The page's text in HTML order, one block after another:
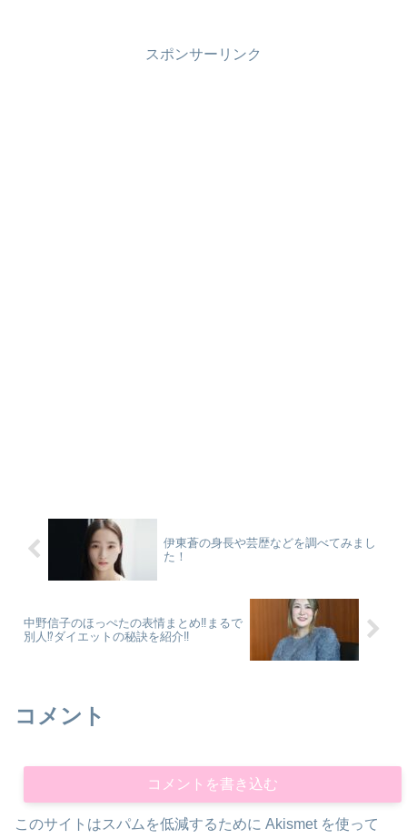
スポンサーリンク
伊東蒼の身長や芸歴などを調べてみまし
た！
中野信子のほっぺたの表情まとめ‼まるで
別人⁉ダイエットの秘訣を紹介‼
コメント
コメントを書き込む
このサイトはスパムを低減するために Akismet を使って